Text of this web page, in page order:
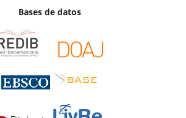
Bases de datos